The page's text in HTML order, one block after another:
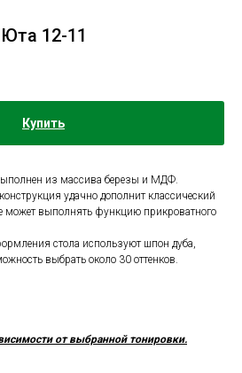
12-11
Купить
из массива березы и МДФ.
удачно дополнит классический
может выполнять функцию прикроватного
стола используют шпон дуба,
выбрать около 30 оттенков.
от выбранной тонировки.